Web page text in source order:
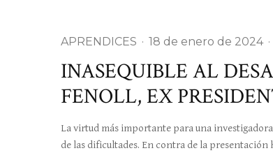
APRENDICES · 18 de enero de 2024 ·
INASEQUIBLE AL
FENOLL, EX
La virtud más importante para una
de las dificultades. En contra de la